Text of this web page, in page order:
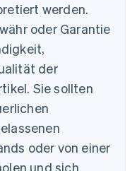
werden.
oder Garantie
der
Sie sollten
oder von einer
und sich